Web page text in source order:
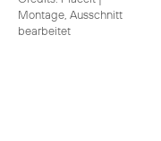
Montage, Ausschnitt
bearbeitet